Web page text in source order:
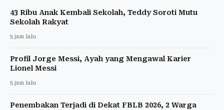
43 Ribu Anak Kembali Sekolah, Teddy Soroti Mutu
Sekolah Rakyat
5 jam lalu
Profil Jorge Messi, Ayah yang Mengawal Karier
Lionel Messi
5 jam lalu
Penembakan Terjadi di Dekat FBLB 2026, 2 Warga